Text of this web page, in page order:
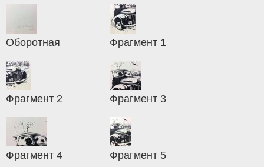
Оборотная Фрагмент 1
Фрагмент 2 Фрагмент 3
Фрагмент 4 Фрагмент 5